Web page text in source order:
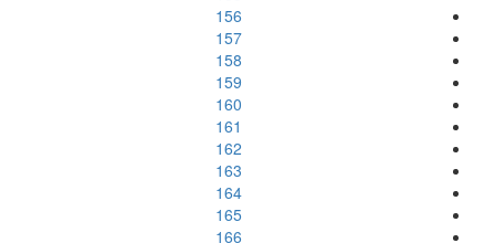
156
157
158
159
160
161
162
163
164
165
166